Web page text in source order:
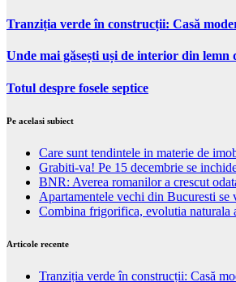
Tranziția verde în construcții: Casă
Unde mai găsești uși de interior din lemn
Totul despre fosele septice
Pe acelasi subiect
Care sunt tendintele in materie de
Grabiti-va! Pe 15 decembrie se
BNR: Averea romanilor a crescut
Apartamentele vechi din Bucuresti
Combina frigorifica, evolutia naturala
Articole recente
Tranziția verde în construcții: Casă